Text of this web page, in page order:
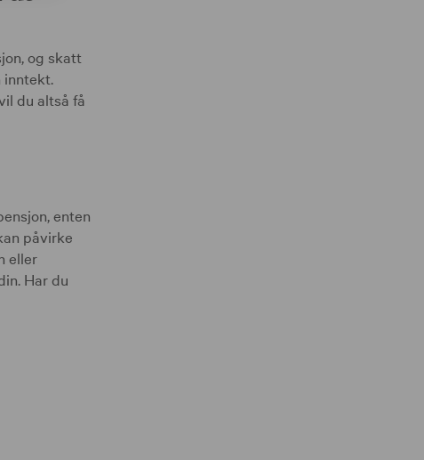
og skatt
inntekt.
du altså få
enten
påvirke
eller
Har du